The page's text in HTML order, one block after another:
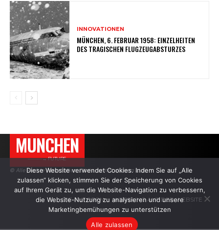
INNOVATIONEN
MÜNCHEN, 6. FEBRUAR 1958: EINZELHEITEN
DES TRAGISCHEN FLUGZEUGABSTURZES
MUNCHEN
———→ FUTURE
© Alle Rechte vorbehalten. Zitate nur mit aktivem Link.
DIE AUTOREN WERBUNG AUF DER WEBSITE
Diese Website verwendet Cookies. Indem Sie auf „Alle
zulassen“ klicken, stimmen Sie der Speicherung von Cookies
auf Ihrem Gerät zu, um die Website-Navigation zu verbessern,
die Website-Nutzung zu analysieren und unsere
Marketingbemühungen zu unterstützen
Alle zulassen